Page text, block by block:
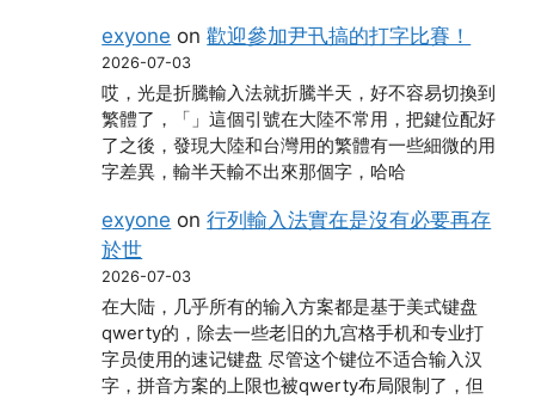
exyone on歡迎參加尹卂搞的打字比賽！
2026-07-03
哎，光是折騰輸入法就折騰半天，好不容易切換到
繁體了，「」這個引號在大陸不常用，把鍵位配好
了之後，發現大陸和台灣用的繁體有一些細微的用
字差異，輸半天輸不出來那個字，哈哈
exyone on行列輸入法實在是沒有必要再存
於世
2026-07-03
在大陆，几乎所有的输入方案都是基于美式键盘
qwerty的，除去一些老旧的九宫格手机和专业打
字员使用的速记键盘 尽管这个键位不适合输入汉
字，拼音方案的上限也被qwerty布局限制了，但